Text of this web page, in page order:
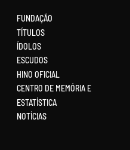
FUNDAÇÃO
TÍTULOS
ÍDOLOS
ESCUDOS
HINO OFICIAL
CENTRO DE MEMÓRIA E
ESTATÍSTICA
NOTÍCIAS